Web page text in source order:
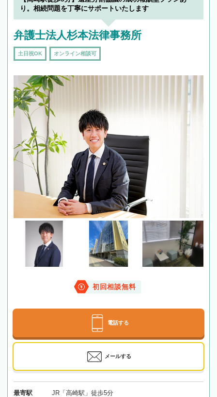
り。相続問題を丁寧にサポートいたします
弁護士法人杉本法律事務所
土日祝OK オンライン相談可
初回相談無料
電話する
メールする
最寄駅 JR「高崎駅」徒歩5分